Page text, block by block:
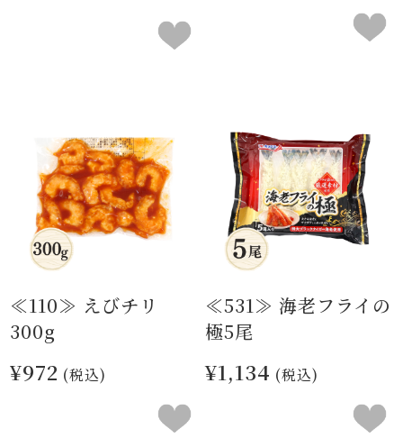
≪110≫ えびチリ
300g
¥972 (税込)
≪531≫ 海老フライの
極5尾
¥1,134 (税込)